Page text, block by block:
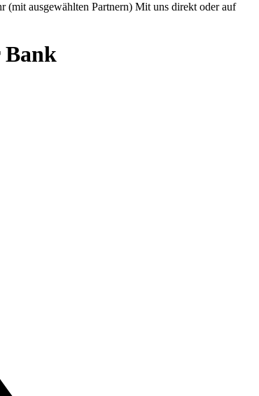
(mit ausgewählten Partnern) Mit uns direkt oder auf
Bank